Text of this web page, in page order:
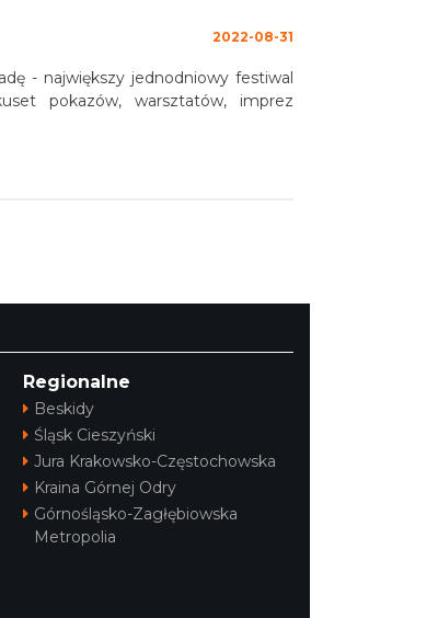
2022-08-31
pokazów, warsztatów, imprez
Wine w Gliwicach
wprowadziła do menu Śląskie